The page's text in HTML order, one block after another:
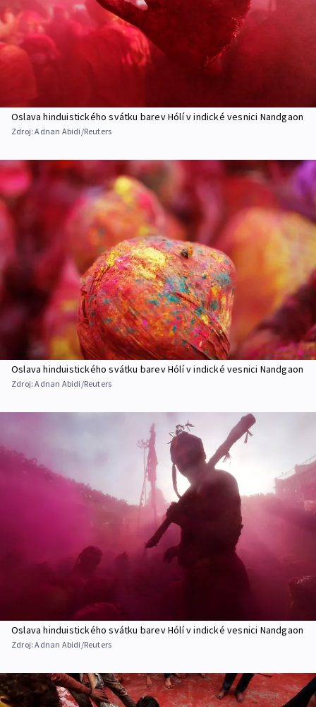
Oslava hinduistického svátku barev Hólí v indické vesnici Nandgaon
Zdroj:Adnan Abidi/Reuters
Oslava hinduistického svátku barev Hólí v indické vesnici Nandgaon
Zdroj:Adnan Abidi/Reuters
Oslava hinduistického svátku barev Hólí v indické vesnici Nandgaon
Zdroj:Adnan Abidi/Reuters